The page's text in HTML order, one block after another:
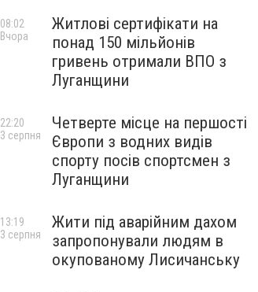
Житлові сертифікати на
понад 150 мільйонів
гривень отримали ВПО з
Луганщини
08:02
Вчора
Четверте місце на першості
Європи з водних видів
спорту посів спортсмен з
Луганщини
22:20
3 серпня
Жити під аварійним дахом
запропонували людям в
окупованому Лисичанську
13:19
3 серпня